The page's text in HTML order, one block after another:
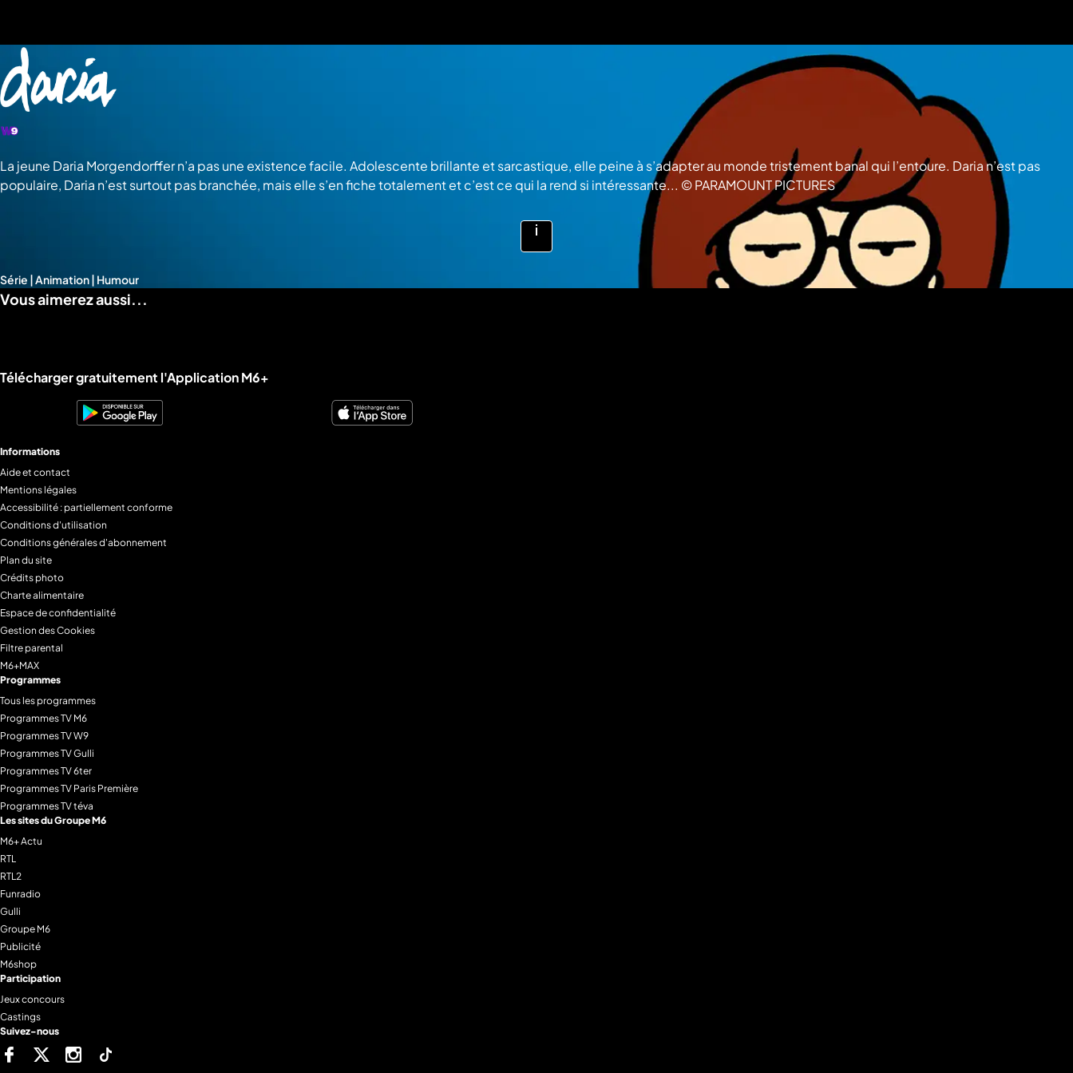
La jeune Daria Morgendorffer n’a pas une existence facile. Adolescente brillante et sarcastique, elle peine à s’adapter au monde tristement banal qui l’entoure. Daria n’est pas
populaire, Daria n’est surtout pas branchée, mais elle s’en fiche totalement et c’est ce qui la rend si intéressante... © PARAMOUNT PICTURES
Série | Animation | Humour
Vous aimerez aussi...
Liens utiles M6+.
Télécharger gratuitement l'Application M6+
Informations
Aide et contact
Mentions légales
Accessibilité : partiellement conforme
Conditions d'utilisation
Conditions générales d'abonnement
Plan du site
Crédits photo
Charte alimentaire
Espace de confidentialité
Gestion des Cookies
Filtre parental
M6+MAX
Programmes
Tous les programmes
Programmes TV M6
Programmes TV W9
Programmes TV Gulli
Programmes TV 6ter
Programmes TV Paris Première
Programmes TV téva
Les sites du Groupe M6
M6+ Actu
RTL
RTL2
Funradio
Gulli
Groupe M6
Publicité
M6shop
Participation
Jeux concours
Castings
Suivez-nous
FacebookTwitter Instagram